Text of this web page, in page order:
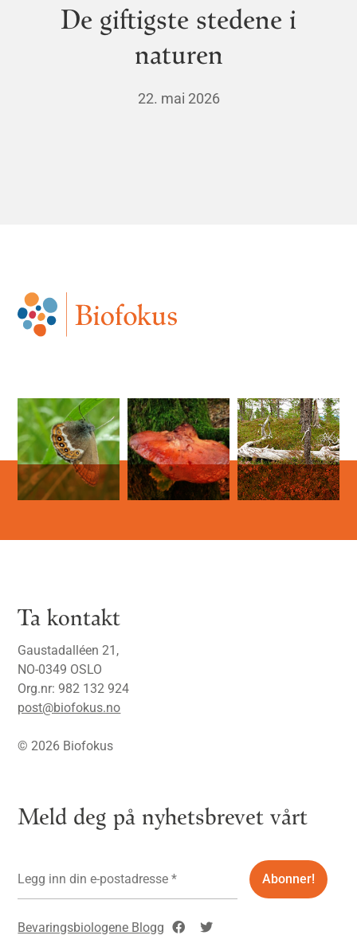
De giftigste stedene i
naturen
22. mai 2026
Ta kontakt
Gaustadalléen 21,
NO-0349 OSLO
Org.nr: 982 132 924
post@biofokus.no
© 2026 Biofokus
Meld deg på nyhetsbrevet vårt
Bevaringsbiologene Blogg